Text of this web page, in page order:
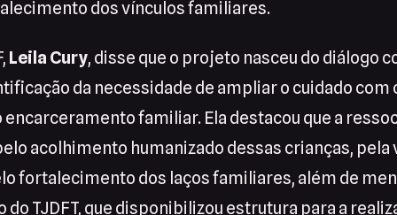
dos vínculos familiares.
Leila Cury, disse que o projeto nasceu do diálogo
da necessidade de ampliar o cuidado com
familiar. Ela destacou que a
acolhimento humanizado dessas crianças, pela
fortalecimento dos laços familiares, além de
TJDFT, que disponibilizou estrutura para a